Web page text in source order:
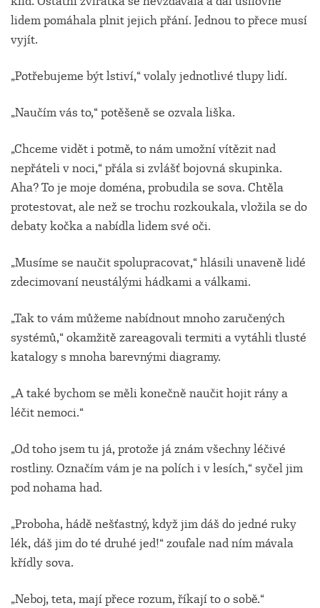
lidem pomáhala plnit jejich přání. Jednou to přece musí
vyjít.
„Potřebujeme být lstiví,“ volaly jednotlivé tlupy lidí.
„Naučím vás to,“ potěšeně se ozvala liška.
„Chceme vidět i potmě, to nám umožní vítězit nad
nepřáteli v noci,“ přála si zvlášť bojovná skupinka.
Aha? To je moje doména, probudila se sova. Chtěla
protestovat, ale než se trochu rozkoukala, vložila se do
debaty kočka a nabídla lidem své oči.
„Musíme se naučit spolupracovat,“ hlásili unaveně lidé
zdecimovaní neustálými hádkami a válkami.
„Tak to vám můžeme nabídnout mnoho zaručených
systémů,“ okamžitě zareagovali termiti a vytáhli tlusté
katalogy s mnoha barevnými diagramy.
„A také bychom se měli konečně naučit hojit rány a
léčit nemoci.“
„Od toho jsem tu já, protože já znám všechny léčivé
rostliny. Označím vám je na polích i v lesích,“ syčel jim
pod nohama had.
„Proboha, hádě nešťastný, když jim dáš do jedné ruky
lék, dáš jim do té druhé jed!“ zoufale nad ním mávala
křídly sova.
„Neboj, teta, mají přece rozum, říkají to o sobě.“